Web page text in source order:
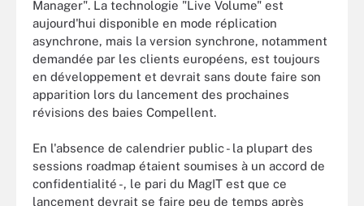
Manager". La technologie "Live Volume" est
aujourd'hui disponible en mode réplication
asynchrone, mais la version synchrone, notamment
demandée par les clients européens, est toujours
en développement et devrait sans doute faire son
apparition lors du lancement des prochaines
révisions des baies Compellent.
En l'absence de calendrier public - la plupart des
sessions roadmap étaient soumises à un accord de
confidentialité -, le pari du MagIT est que ce
lancement devrait se faire peu de temps après